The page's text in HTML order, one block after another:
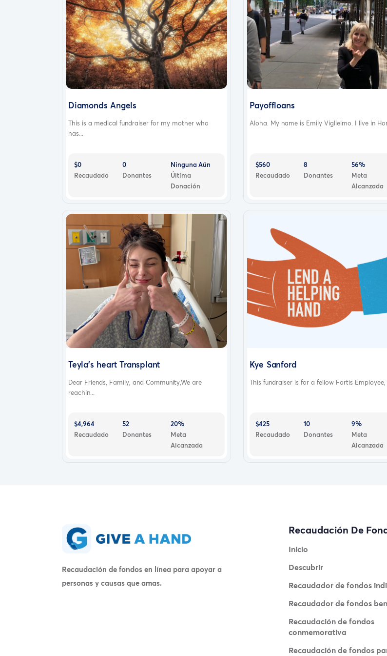
Diamonds Angels
This is a medical fundraiser for my mother who
has...
$0
Recaudado
0
Donantes
Ninguna Aún
Última
Donación
Payoffloans
Aloha. My name is Emily Viglielmo. I live in
$560
Recaudado
8
Donantes
56%
Meta
Alcanzada
Teyla’s heart Transplant
Dear Friends, Family, and Community,We are
reachin...
$4,964
Recaudado
52
Donantes
20%
Meta
Alcanzada
Kye Sanford
This fundraiser is for a fellow Fortis Employee,
$425
Recaudado
10
Donantes
9%
Meta
Alcanzada
Recaudación de fondos en línea para apoyar a
personas y causas que amas.
Recaudación De
Inicio
Descubrir
Recaudador de fondos
Recaudador de fondos
Recaudación de fondos
conmemorativa
Recaudación de fondos